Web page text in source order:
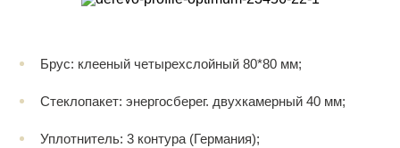
Брус: клееный четырехслойный 80*80 мм;
Стеклопакет: энергосберег. двухкамерный 40 мм;
Уплотнитель: 3 контура (Германия);